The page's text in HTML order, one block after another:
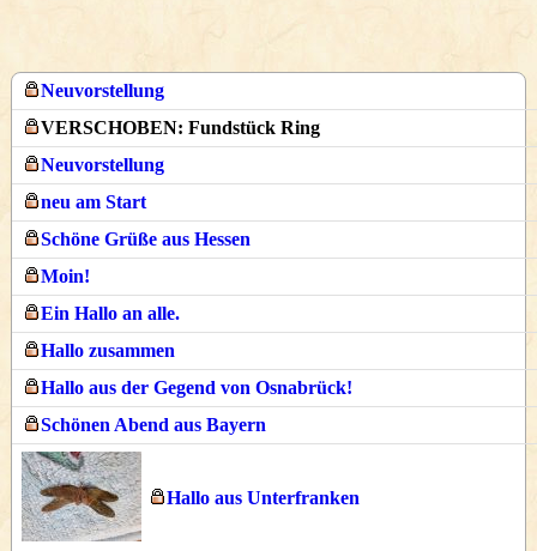
Neuvorstellung
VERSCHOBEN: Fundstück Ring
Neuvorstellung
neu am Start
Schöne Grüße aus Hessen
Moin!
Ein Hallo an alle.
Hallo zusammen
Hallo aus der Gegend von Osnabrück!
Schönen Abend aus Bayern
Hallo aus Unterfranken